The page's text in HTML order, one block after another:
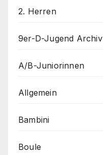
2. Herren
9er-D-Jugend Archiv
A/B-Juniorinnen
Allgemein
Bambini
Boule